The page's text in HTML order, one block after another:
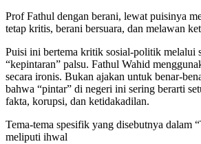
Prof Fathul dengan berani, lewat puisinya
tetap kritis, berani bersuara, dan melawan
Puisi ini bertema kritik sosial-politik melalui
“kepintaran” palsu. Fathul Wahid
secara ironis. Bukan ajakan untuk benar-
bahwa “pintar” di negeri ini sering berarti
fakta, korupsi, dan ketidakadilan.
Tema-tema spesifik yang disebutnya dalam
meliputi ihwal